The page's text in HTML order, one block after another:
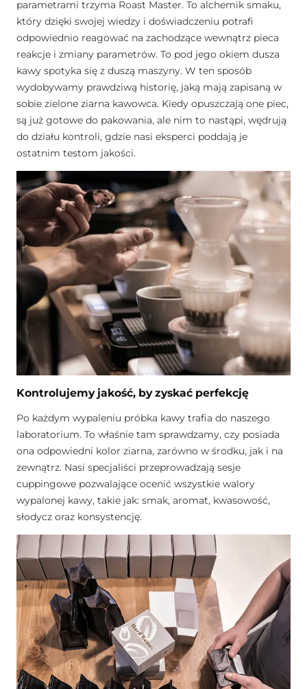
parametrami trzyma Roast Master. To alchemik smaku,
który dzięki swojej wiedzy i doświadczeniu potrafi
odpowiednio reagować na zachodzące wewnątrz pieca
reakcje i zmiany parametrów. To pod jego okiem dusza
kawy spotyka się z duszą maszyny. W ten sposób
wydobywamy prawdziwą historię, jaką mają zapisaną w
sobie zielone ziarna kawowca. Kiedy opuszczają one piec,
są już gotowe do pakowania, ale nim to nastąpi, wędrują
do działu kontroli, gdzie nasi eksperci poddają je
ostatnim testom jakości.
Kontrolujemy jakość, by zyskać perfekcję
Po każdym wypaleniu próbka kawy trafia do naszego
laboratorium. To właśnie tam sprawdzamy, czy posiada
ona odpowiedni kolor ziarna, zarówno w środku, jak i na
zewnątrz. Nasi specjaliści przeprowadzają sesje
cuppingowe pozwalające ocenić wszystkie walory
wypalonej kawy, takie jak: smak, aromat, kwasowość,
słodycz oraz konsystencję.